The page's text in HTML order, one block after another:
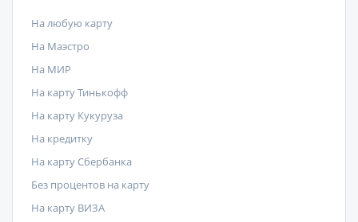
На любую карту
На Маэстро
На МИР
На карту Тинькофф
На карту Кукуруза
На кредитку
На карту Сбербанка
Без процентов на карту
На карту ВИЗА